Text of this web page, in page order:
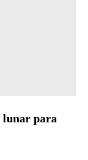
lunar para